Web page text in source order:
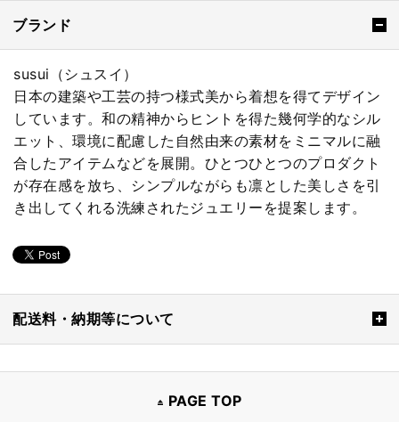
ブランド
susui（シュスイ）
日本の建築や工芸の持つ様式美から着想を得てデザイン
しています。和の精神からヒントを得た幾何学的なシル
エット、環境に配慮した自然由来の素材をミニマルに融
合したアイテムなどを展開。ひとつひとつのプロダクト
が存在感を放ち、シンプルながらも凛とした美しさを引
き出してくれる洗練されたジュエリーを提案します。
配送料・納期等について
PAGE TOP